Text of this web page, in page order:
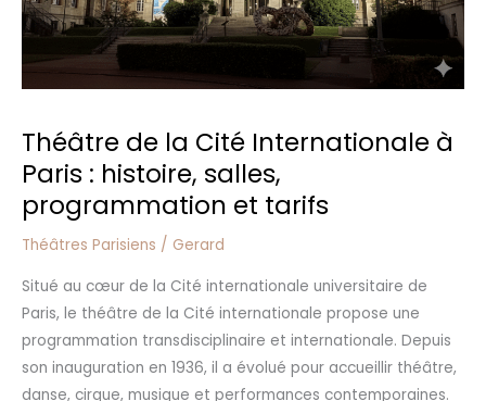
Théâtre de la Cité Internationale à
Paris : histoire, salles,
programmation et tarifs
Théâtres Parisiens / Gerard
Situé au cœur de la Cité internationale universitaire de
Paris, le théâtre de la Cité internationale propose une
programmation transdisciplinaire et internationale. Depuis
son inauguration en 1936, il a évolué pour accueillir théâtre,
danse, cirque, musique et performances contemporaines.
salles,
programmation
et
tarifs